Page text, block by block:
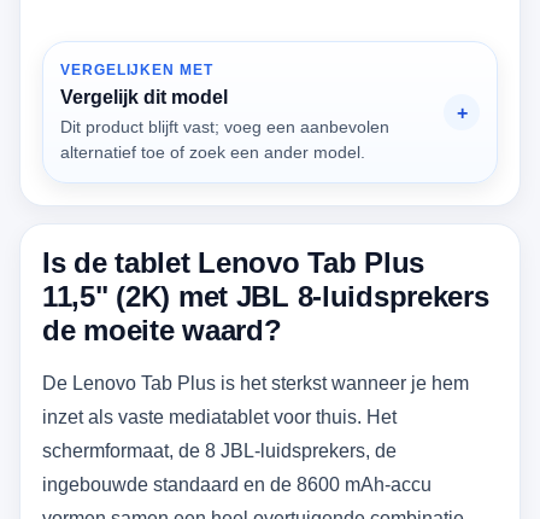
VERGELIJKEN MET
Vergelijk dit model
Dit product blijft vast; voeg een aanbevolen
alternatief toe of zoek een ander model.
Is de tablet Lenovo Tab Plus
11,5" (2K) met JBL 8-luidsprekers
de moeite waard?
De Lenovo Tab Plus is het sterkst wanneer je hem
inzet als vaste mediatablet voor thuis. Het
schermformaat, de 8 JBL-luidsprekers, de
ingebouwde standaard en de 8600 mAh-accu